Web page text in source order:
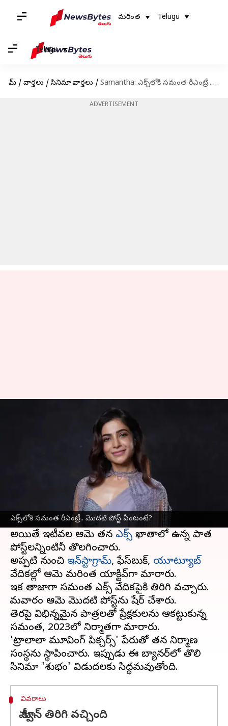
మరింత Telugu
Telugu
హోమ్ / వార్తలు / సినిమా వార్తలు / Samantha: ఎక్స్‌లోకి సమంత రీఎంట్రీ.. మొదటి పోస్ట్‌ ఏంటంటే?
ADVERTISEMENT
ఎక్స్‌లోకి సమంత రీఎంట్రీ.. మొదటి పోస్ట్‌ ఏంటంటే?
Samantha: ఎక్స్‌లోకి సమంత
రీఎంట్రీ.. మొదటి పోస్ట్‌ ఏంటంటే?
Apr 07, 2025 03:19 pm
సోషల్‌ మీడియాలో ఎల్లప్పుడు ఉండే సినీతారల్లో
సమంతఒకరు. 2012లో ఆమె ట్విటర్‌ (ప్రస్తుతం
ఎక్స్‌) ఖాతాను ప్రారంభించారు.
అయితే ఇటీవల ఆమె తన ఎక్స్‌ ఖాతాలో ఉన్న పాత
పోస్ట్‌లన్నింటినీ తొలగించారు.
అప్పటి నుంచి ఇన్‌స్టాగ్రామ్‌, ఫేస్‌బుక్‌, యూట్యూబ్‌
వేదికల్లో ఆమె మరింత యాక్టివ్‌గా మారారు.
ఇక తాజాగా సమంత ఎక్స్‌ వేదికపైకి తిరిగి వచ్చారు.
సోమవారం ఆమె మొదటి పోస్ట్‌ను షేర్‌ చేశారు.
తెరపై విభిన్నమైన పాత్రలతో ప్రేక్షకులను ఆకట్టుకున్న
సమంత, 2023లో నిర్మాతగా మారారు.
'ట్రాలాలా మూవింగ్‌ పిక్చర్స్‌' పేరుతో తన నిర్మాణ
సంస్థను స్థాపించారు. ఇప్పుడు ఈ బ్యానర్‌లో తొలి
వివరాలు
మా క్వీన్‌ తిరిగి వచ్చింది